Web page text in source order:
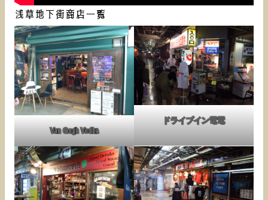
浅草地下街商店一覧
Van Gogh Vodka
ドライブイン電電